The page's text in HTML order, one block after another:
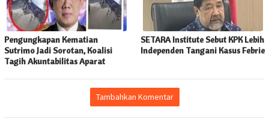
Pengungkapan Kematian
Sutrimo Jadi Sorotan, Koalisi
Tagih Akuntabilitas Aparat
SETARA Institute Sebut KPK Lebih
Independen Tangani Kasus Febrie
Tambahkan Komentar